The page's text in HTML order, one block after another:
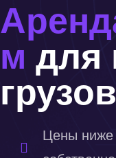
м для
грузов
Цены ниже